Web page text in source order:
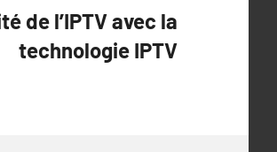
de l’IPTV avec la
technologie IPTV